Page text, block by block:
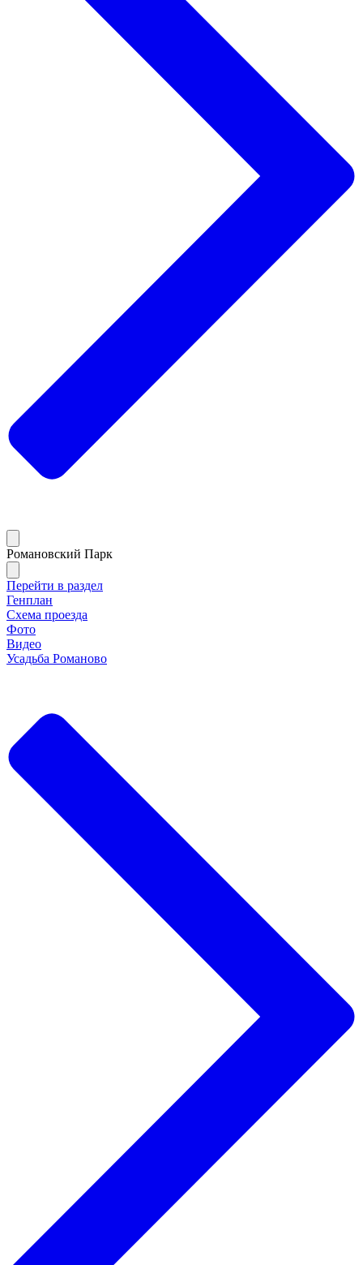
Романовский Парк
Перейти в раздел
Генплан
Схема проезда
Фото
Видео
Усадьба Романово